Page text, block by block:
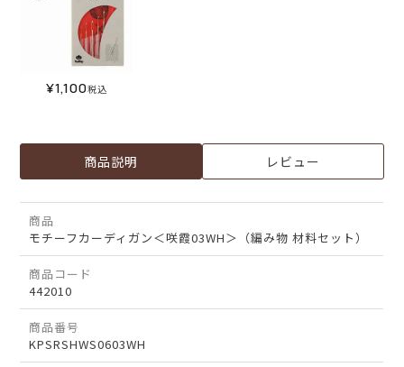
¥1,100税込
商品説明 レビュー
商品
モチーフカーディガン＜咲霞03WH＞（編み物 材料セット）
商品コード
442010
商品番号
KPSRSHWS0603WH